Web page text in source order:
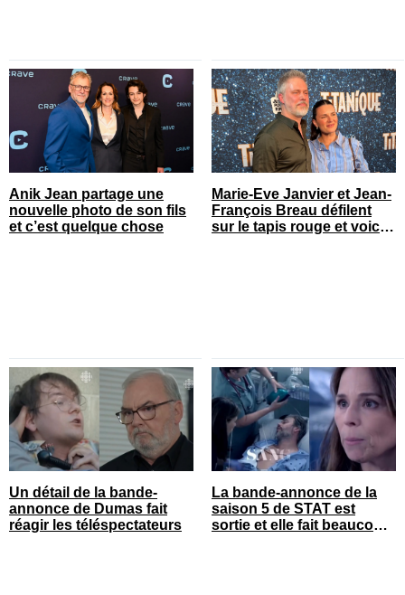
Anik Jean partage une
nouvelle photo de son fils
et c’est quelque chose
Marie-Eve Janvier et Jean-
François Breau défilent
sur le tapis rouge et voici
Un détail de la bande-
annonce de Dumas fait
réagir les téléspectateurs
La bande-annonce de la
saison 5 de STAT est
sortie et elle fait beaucoup